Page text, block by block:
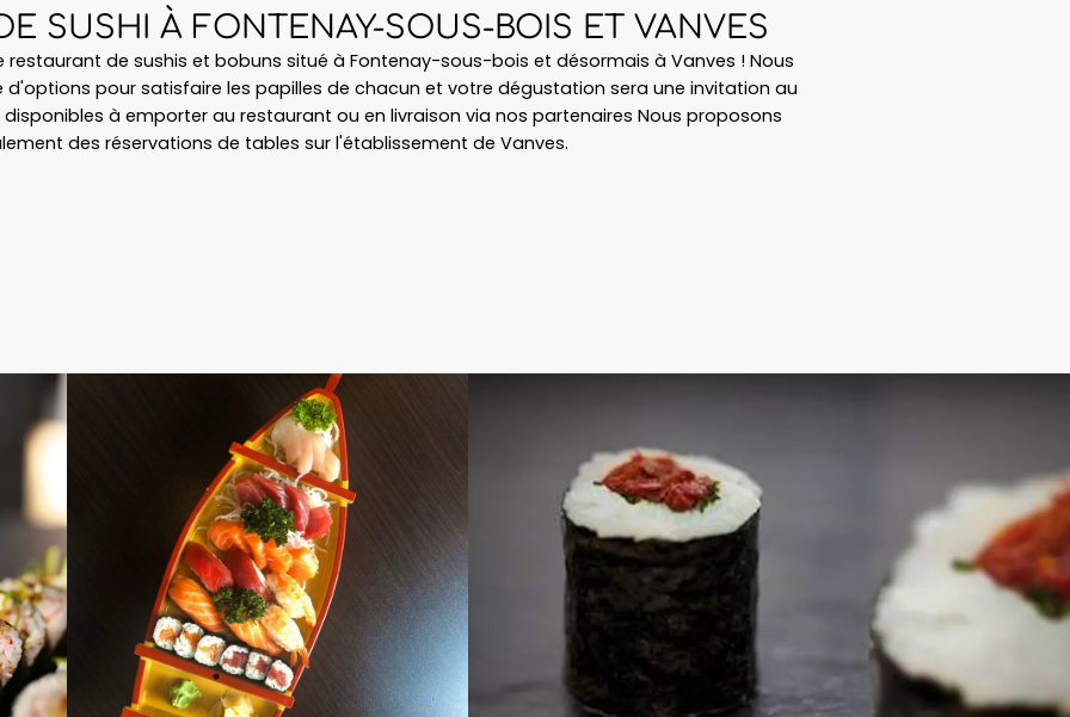
SUSHI À FONTENAY-SOUS-BOIS ET VANVES
restaurant de sushis et bobuns situé à Fontenay-sous-bois et désormais à Vanves ! Nous
pour satisfaire les papilles de chacun et votre dégustation sera une invitation au
à emporter au restaurant ou en livraison via nos partenaires Nous proposons
des réservations de tables sur l'établissement de Vanves.